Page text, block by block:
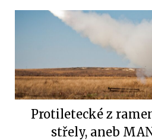
Protiletecké z
střely, aneb